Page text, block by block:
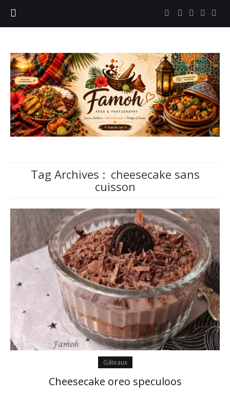
Tag Archives : cheesecake sans
cuisson
Gâteaux
Cheesecake oreo speculoos